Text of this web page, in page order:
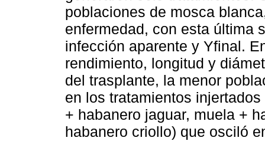
poblaciones de mosca
enfermedad, con esta última
infección aparente y Yfinal.
rendimiento, longitud y
del trasplante, la menor
en los tratamientos
+ habanero jaguar, muela +
habanero criollo) que osciló